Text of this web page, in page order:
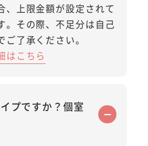
、上限金額が設定されて
。その際、不足分は自己
了承ください。
はこちら
プですか？個室